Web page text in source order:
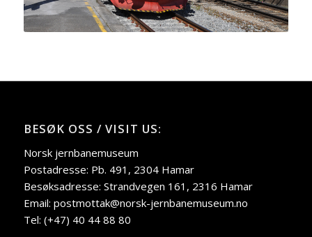
BESØK OSS / VISIT US:
Norsk jernbanemuseum
Postadresse: Pb. 491, 2304 Hamar
Besøksadresse: Strandvegen 161, 2316 Hamar
Email: postmottak@norsk-jernbanemuseum.no
Tel: (+47) 40 44 88 80